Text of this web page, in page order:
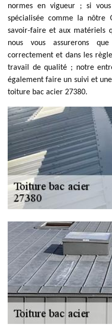
normes en vigueur ; si
spécialisée comme la nôtre
savoir-faire et aux matériels
nous vous assurerons
correctement et dans les
travail de qualité ; notre
également faire un suivi et
toiture bac acier 27380.